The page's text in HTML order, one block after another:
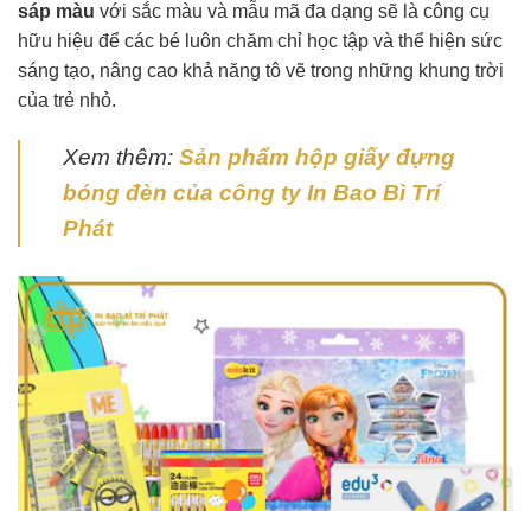
sáp màu với sắc màu và mẫu mã đa dạng sẽ là công cụ
hữu hiệu để các bé luôn chăm chỉ học tập và thể hiện sức
sáng tạo, nâng cao khả năng tô vẽ trong những khung trời
của trẻ nhỏ.
Xem thêm: Sản phẩm hộp giấy đựng
bóng đèn của công ty In Bao Bì Trí
Phát